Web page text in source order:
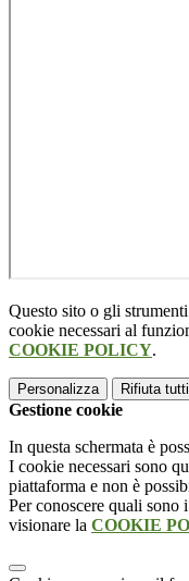
Questo sito o gli
cookie necessari al
COOKIE POLICY.
Personalizza Rifiuta tutti
Gestione cookie
In questa schermata è
I cookie necessari sono
piattaforma e non è
Per conoscere quali sono
visionare la COOKIE